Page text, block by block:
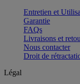
Entretien et
Garantie
FAQs
Livraisons et
Nous contacter
Droit de
Légal